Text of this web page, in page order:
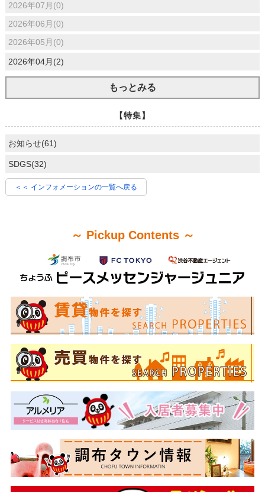
2026年07月(0)
2026年06月(0)
2026年05月(0)
2026年04月(2)
もっとみる
【特集】
お知らせ(61)
SDGS(32)
＜＜ インフォメーションの一覧へ戻る
～ Pickup Contents ～